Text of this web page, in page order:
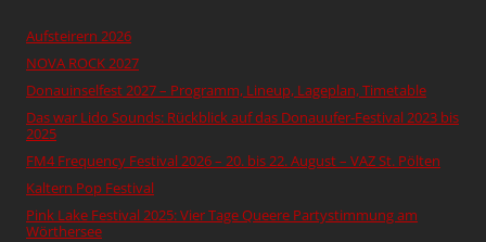
Aufsteirern 2026
NOVA ROCK 2027
Donauinselfest 2027 – Programm, Lineup, Lageplan, Timetable
Das war Lido Sounds: Rückblick auf das Donauufer-Festival 2023 bis
2025
FM4 Frequency Festival 2026 – 20. bis 22. August – VAZ St. Pölten
Kaltern Pop Festival
Pink Lake Festival 2025: Vier Tage Queere Partystimmung am
Wörthersee